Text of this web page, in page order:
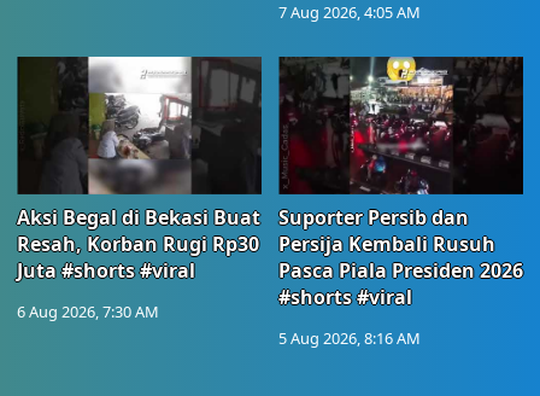
7 Aug 2026, 4:05 AM
Aksi Begal di Bekasi Buat
Resah, Korban Rugi Rp30
Juta #shorts #viral
6 Aug 2026, 7:30 AM
Suporter Persib dan
Persija Kembali Rusuh
Pasca Piala Presiden 2026
#shorts #viral
5 Aug 2026, 8:16 AM